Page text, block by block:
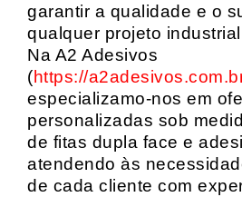
garantir a qualidade e o
qualquer projeto
Na A2 Adesivos
(https://
especializamo-nos em
personalizadas sob
de fitas dupla face e
atendendo às
de cada cliente com